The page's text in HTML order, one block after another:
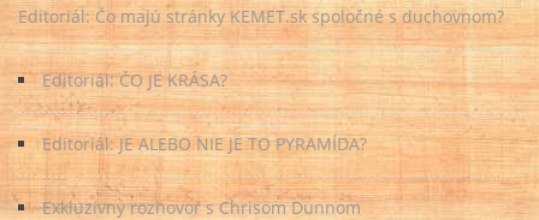
Editoriál: Čo majú stránky KEMET.sk spoločné s duchovnom?
Editoriál: ČO JE KRÁSA?
Editoriál: JE ALEBO NIE JE TO PYRAMÍDA?
Exkluzívny rozhovor s Chrisom Dunnom